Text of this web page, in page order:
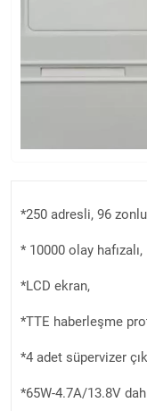
*250 adresli, 96
* 10000 olay hafızalı,
*LCD ekran,
*TTE haberleşme
*4 adet süpervizer
*65W-4.7A/13.8V